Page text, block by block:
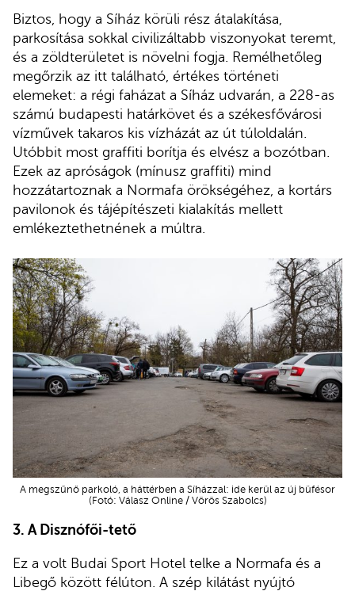
Biztos, hogy a Síház körüli rész átalakítása,
parkosítása sokkal civilizáltabb viszonyokat teremt,
és a zöldterületet is növelni fogja. Remélhetőleg
megőrzik az itt található, értékes történeti
elemeket: a régi faházat a Síház udvarán, a 228-as
számú budapesti határkövet és a székesfővárosi
vízművek takaros kis vízházát az út túloldalán.
Utóbbit most graffiti borítja és elvész a bozótban.
Ezek az apróságok (mínusz graffiti) mind
hozzátartoznak a Normafa örökségéhez, a kortárs
pavilonok és tájépítészeti kialakítás mellett
emlékeztethetnének a múltra.
A megszűnő parkoló, a háttérben a Síházzal: ide kerül az új büfésor
(Fotó: Válasz Online / Vörös Szabolcs)
3. A Disznófői-tető
Ez a volt Budai Sport Hotel telke a Normafa és a
Libegő között félúton. A szép kilátást nyújtó